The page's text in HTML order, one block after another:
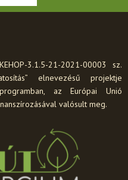
3.1.5-21-2021-00003 sz.
elnevezésű projektje
az Európai Unió
valósult meg.